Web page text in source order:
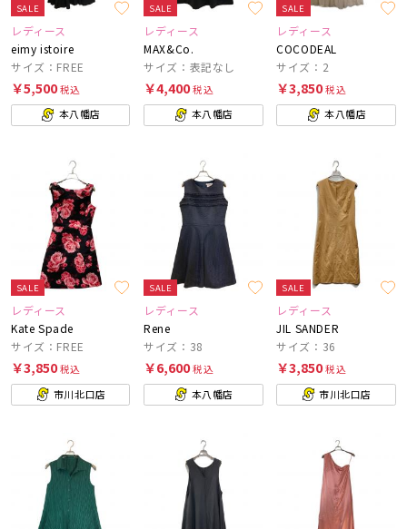
SALE
レディース
eimy istoire
サイズ：FREE
￥5,500税込
本八幡店
SALE
レディース
MAX&Co.
サイズ：表記なし
￥4,400税込
本八幡店
SALE
レディース
COCODEAL
サイズ：2
￥3,850税込
本八幡店
SALE
レディース
Kate Spade
サイズ：FREE
￥3,850税込
市川北口店
SALE
レディース
Rene
サイズ：38
￥6,600税込
本八幡店
SALE
レディース
JIL SANDER
サイズ：36
￥3,850税込
市川北口店